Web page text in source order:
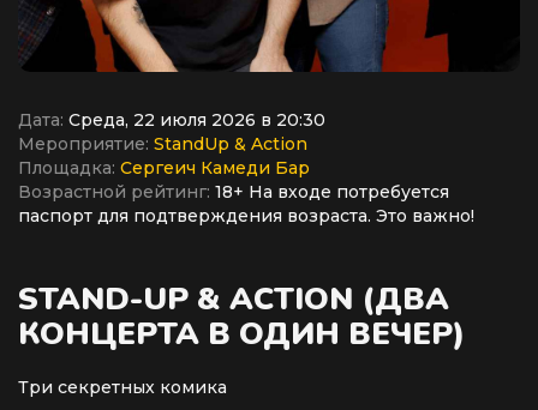
Дата: Среда, 22 июля 2026 в 20:30
Мероприятие: StandUp & Action
Площадка: Сергеич Камеди Бар
Возрастной рейтинг: 18+ На входе потребуется
паспорт для подтверждения возраста. Это важно!
STAND-UP & ACTION (ДВА
КОНЦЕРТА В ОДИН ВЕЧЕР)
Три секретных комика